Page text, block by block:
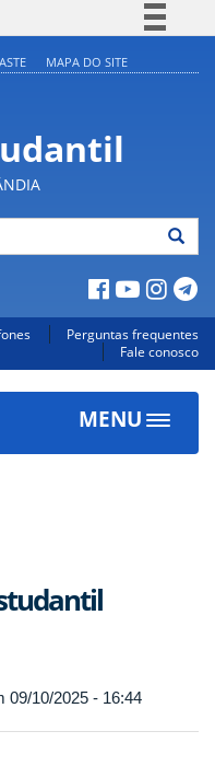
Acesso à informação
Legislação
Canais
MAPA DO SITE
Perguntas frequentes
Fale conosco
MENU
Toggle
09/10/2025 - 16:44